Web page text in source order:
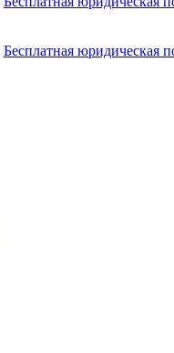
Бесплатная юридическая